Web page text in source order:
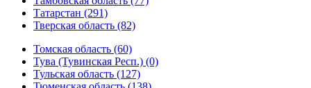
Татарстан (291)
Тверская область (82)
Томская область (60)
Тува (Тувинская Респ.) (0)
Тульская область (127)